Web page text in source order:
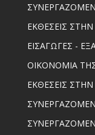
ΕΚΘΕΣΕΙΣ
ΕΙΣΑΓΩΓΕΣ -
ΟΙΚΟΝΟΜΙΑ
ΕΚΘΕΣΕΙΣ